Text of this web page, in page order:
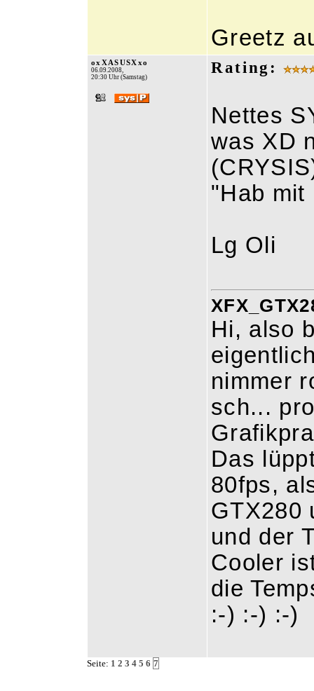
Greetz
oxXASUSXxo
06.09.2008,
20:30 Uhr (Samstag)
Rating:
Nettes
was XD
"Hab mit
Lg Oli
Hi, also
nimmer
sch...
Das
80fps,
GTX280
und der
Cooler
die
:-) :-) :-)
Seite: 1 2 3 4 5 6 7